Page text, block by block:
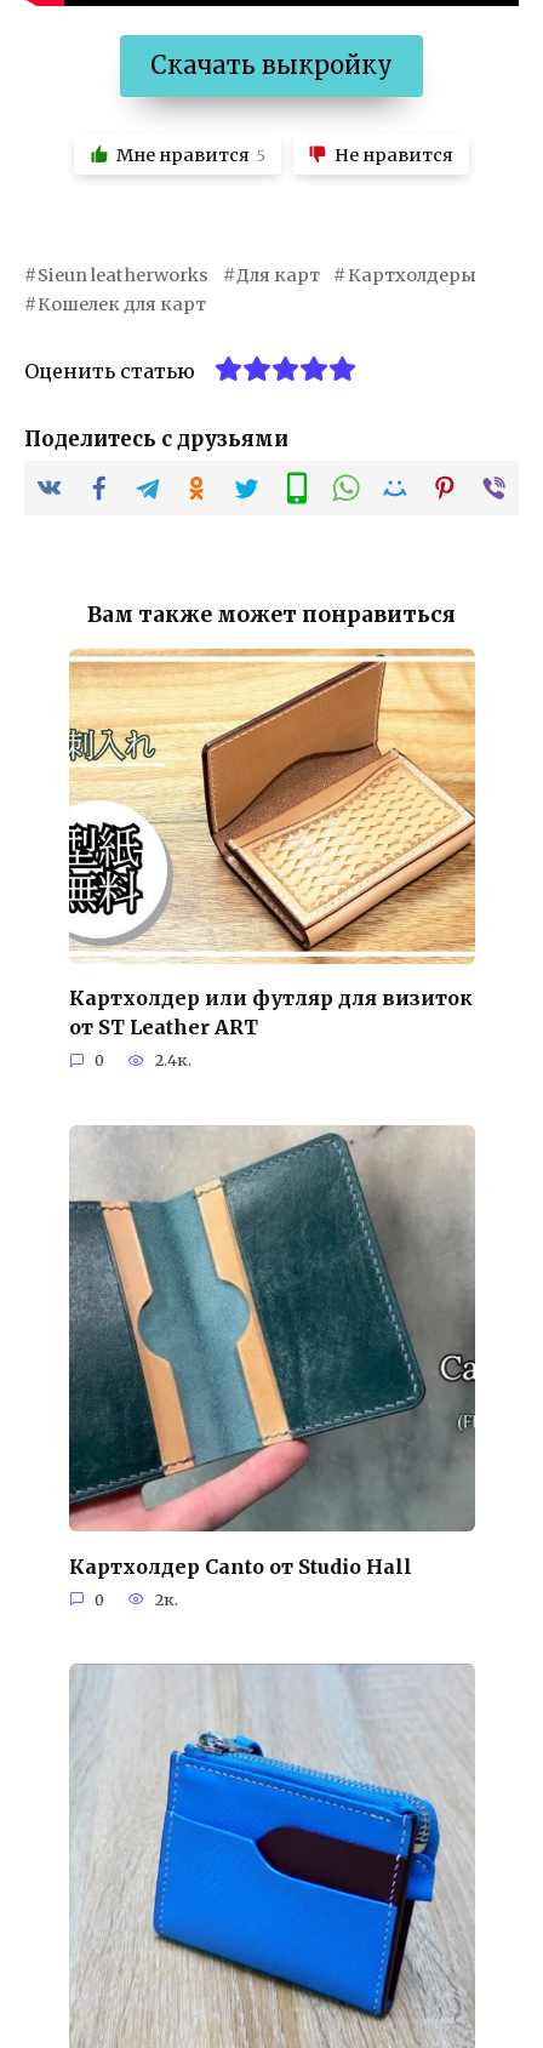
Скачать выкройку
Мне нравится 5 Не нравится
Sieun leatherworks Для карт
Картхолдеры
Кошелек для карт
Оценить статью
Поделитесь с друзьями
Вам также может понравиться
Картхолдер или футляр для визиток
от ST Leather ART
0 2.4к.
Картхолдер Canto от Studio Hall
0 2к.